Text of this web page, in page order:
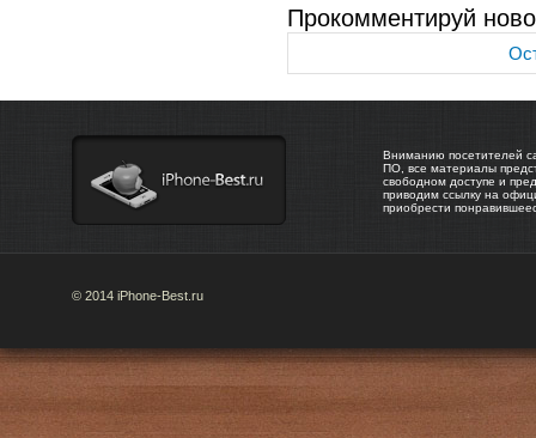
Прокомментируй
Вниманию посетителей
ПО, все материалы
свободном доступе и
приводим ссылку на
приобрести
© 2014 iPhone-Best.ru